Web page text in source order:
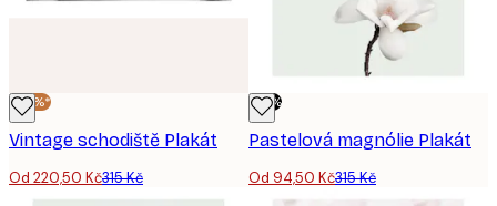
-30%*
Vintage schodiště Plakát
Od 220,50 Kč315 Kč
-70%
Pastelová magnólie Plakát
Od 94,50 Kč315 Kč